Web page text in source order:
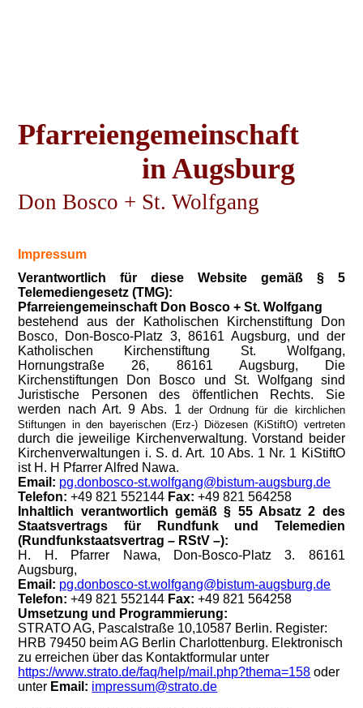
Pfarreiengemeinschaft
in Augsburg
Don Bosco + St. Wolfgang
Impressum
Verantwortlich für diese Website gemäß § 5
Telemediengesetz (TMG):
Pfarreiengemeinschaft Don Bosco + St. Wolfgang
bestehend aus der Katholischen Kirchenstiftung Don
Bosco, Don-Bosco-Platz 3, 86161 Augsburg, und der
Katholischen Kirchenstiftung St. Wolfgang,
Hornungstraße 26, 86161 Augsburg, Die
Kirchenstiftungen Don Bosco und St. Wolfgang sind
Juristische Personen des öffentlichen Rechts. Sie
werden nach Art. 9 Abs. 1 der Ordnung für die kirchlichen
Stiftungen in den bayerischen (Erz-) Diözesen (KiStiftO) vertreten
durch die jeweilige Kirchenverwaltung. Vorstand beider
Kirchenverwaltungen i. S. d. Art. 10 Abs. 1 Nr. 1 KiStiftO
ist H. H Pfarrer Alfred Nawa.
Email: pg.donbosco-st.wolfgang@bistum-augsburg.de
Telefon: +49 821 552144 Fax: +49 821 564258
Inhaltlich verantwortlich gemäß § 55 Absatz 2 des
Staatsvertrags für Rundfunk und Telemedien
(Rundfunkstaatsvertrag – RStV –):
H. H. Pfarrer Nawa, Don-Bosco-Platz 3. 86161
Augsburg,
Email: pg.donbosco-st.wolfgang@bistum-augsburg.de
Telefon: +49 821 552144 Fax: +49 821 564258
Umsetzung und Programmierung:
STRATO AG, Pascalstraße 10,10587 Berlin. Register:
HRB 79450 beim AG Berlin Charlottenburg. Elektronisch
zu erreichen über das Kontaktformular unter
https://www.strato.de/faq/help/mail.php?thema=158 oder
unter Email: impressum@strato.de